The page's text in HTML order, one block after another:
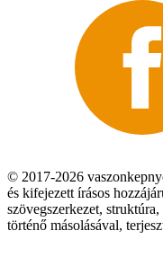
© 2017-2026
és kifejezett írásos
szövegszerkezet,
történő másolásával,